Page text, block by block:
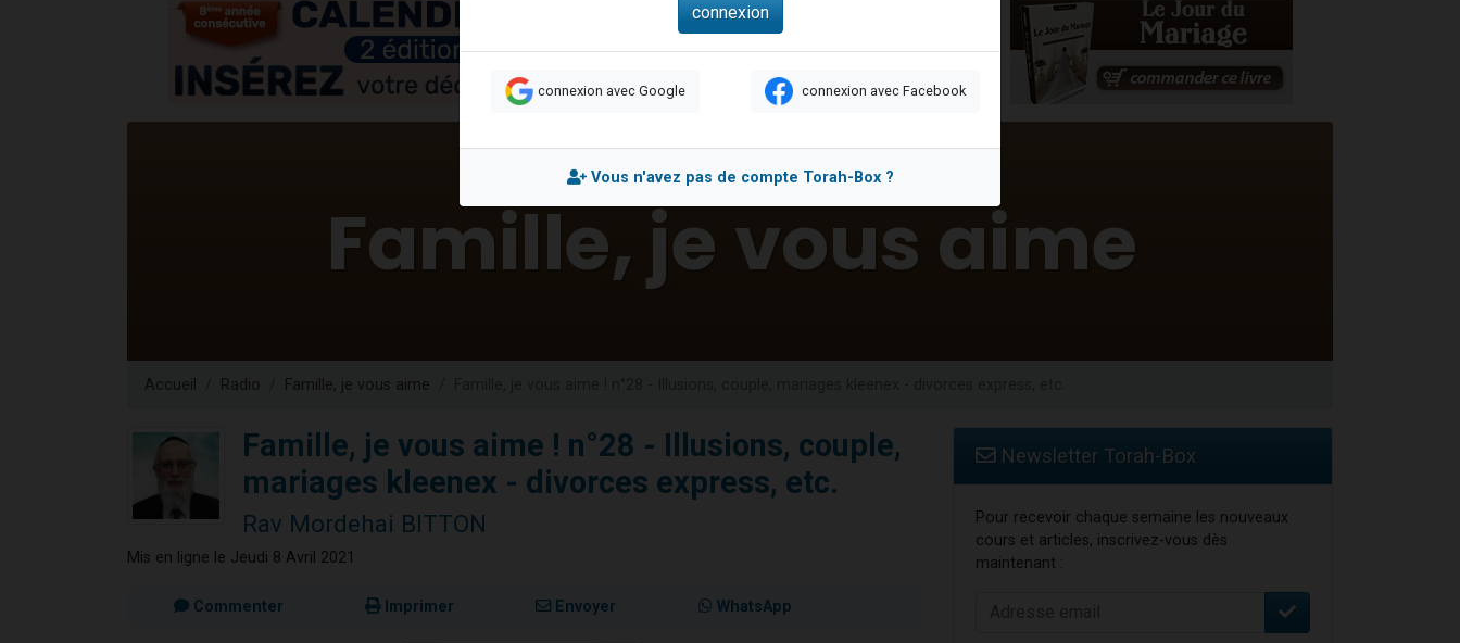
12 nouvelles musiques dans Torah-Box Music
3 personnes viennent de nous rejoindre sur WhatsApp
2 personnes viennent de nous rejoindre sur WhatsApp
3 personnes viennent de nous rejoindre sur WhatsApp
8 personnes viennent de faire un don pour Tsédaka : pauvres d'Israel
Nouvelle émission radio : Visions de grandeur n°104 : Le Chabbath et le Birkat Hamazone à travers le temps
61 personnes viennent de demander une bénédiction
Ariel vient de donner son Maasser
Accueil Radio Famille, je vous aime
Famille, je vous aime ! n°28 - Illusions, couple,
mariages kleenex - divorces express, etc.
Rav Mordehai BITTON
Mis en ligne le Jeudi 8 Avril 2021
Commenter Imprimer Envoyer WhatsApp
Newsletter Torah-Box
Pour recevoir chaque semaine les nouveaux
cours et articles, inscrivez-vous dès
maintenant :
connexion avec Google connexion avec Facebook
Vous n'avez pas de compte Torah-Box ?